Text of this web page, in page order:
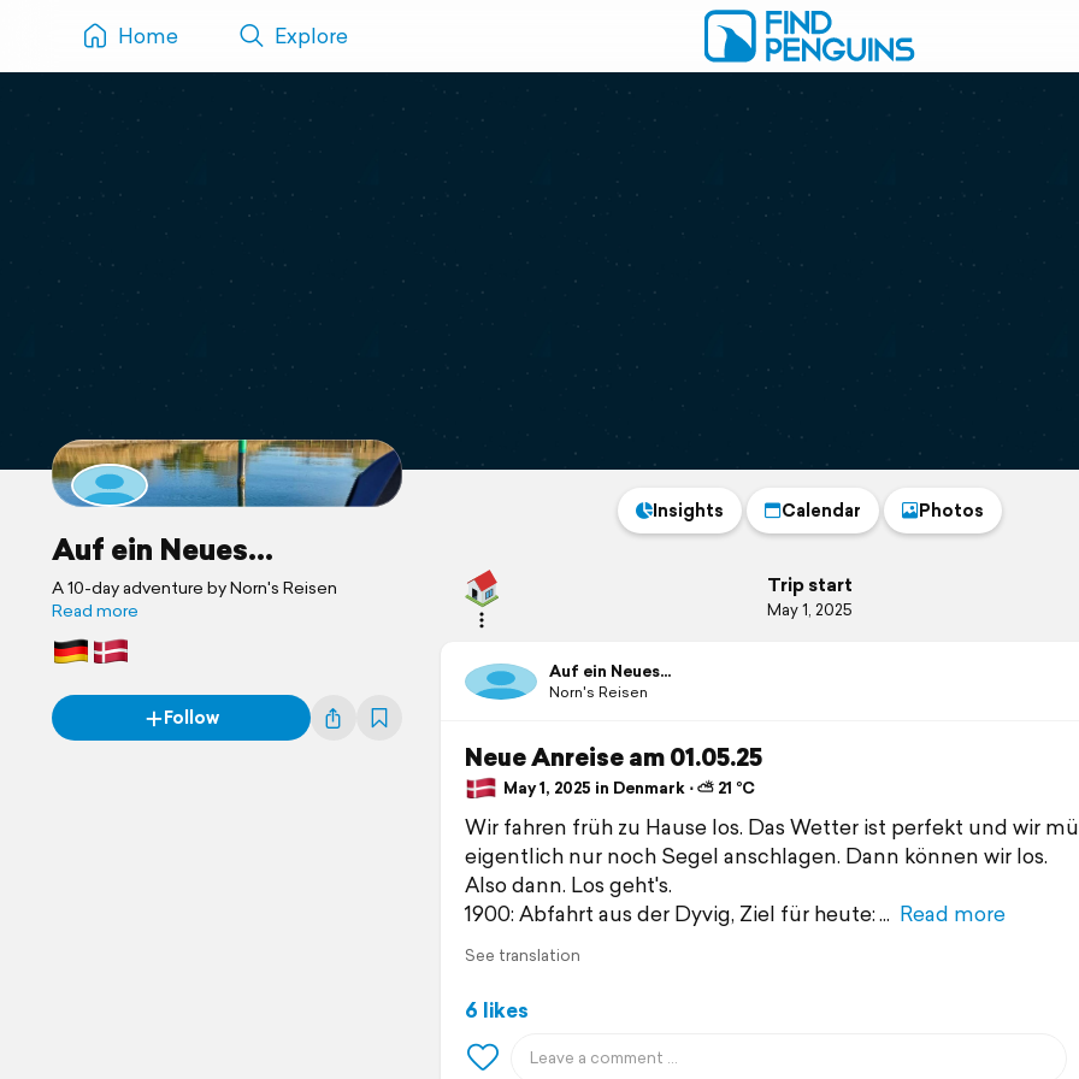
Home Explore
Auf ein Neues...
A 10-day adventure by Norn's Reisen
Read more
Follow
Insights Calendar Photos
Trip start
May 1, 2025
Auf ein Neues...
Norn's Reisen
Neue Anreise am 01.05.25
May 1, 2025 in Denmark ⋅ ⛅ 21 °C
Wir fahren früh zu Hause los. Das Wetter ist perfekt und wir
eigentlich nur noch Segel anschlagen. Dann können wir los.
Also dann. Los geht's.
1900: Abfahrt aus der Dyvig, Ziel für heute:
Read more
See translation
6 likes